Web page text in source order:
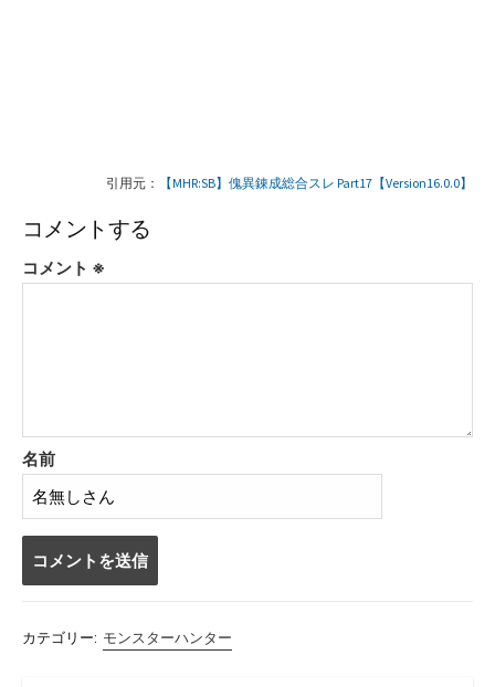
引用元： 【MHR:SB】傀異錬成総合スレ Part17【Version16.0.0】
コメントする
コメント ※
名前
メ
ト
カテゴリー: モンスターハンター